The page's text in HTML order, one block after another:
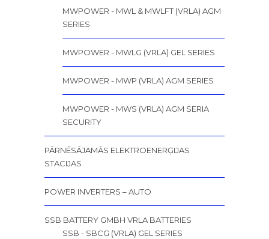
MWPOWER - MWL & MWLFT (VRLA) AGM
SERIES
MWPOWER - MWLG (VRLA) GEL SERIES
MWPOWER - MWP (VRLA) AGM SERIES
MWPOWER - MWS (VRLA) AGM SERIA
SECURITY
PĀRNĒSĀJAMĀS ELEKTROENERĢIJAS
STACIJAS
POWER INVERTERS – AUTO
SSB BATTERY GMBH VRLA BATTERIES
SSB - SBCG (VRLA) GEL SERIES